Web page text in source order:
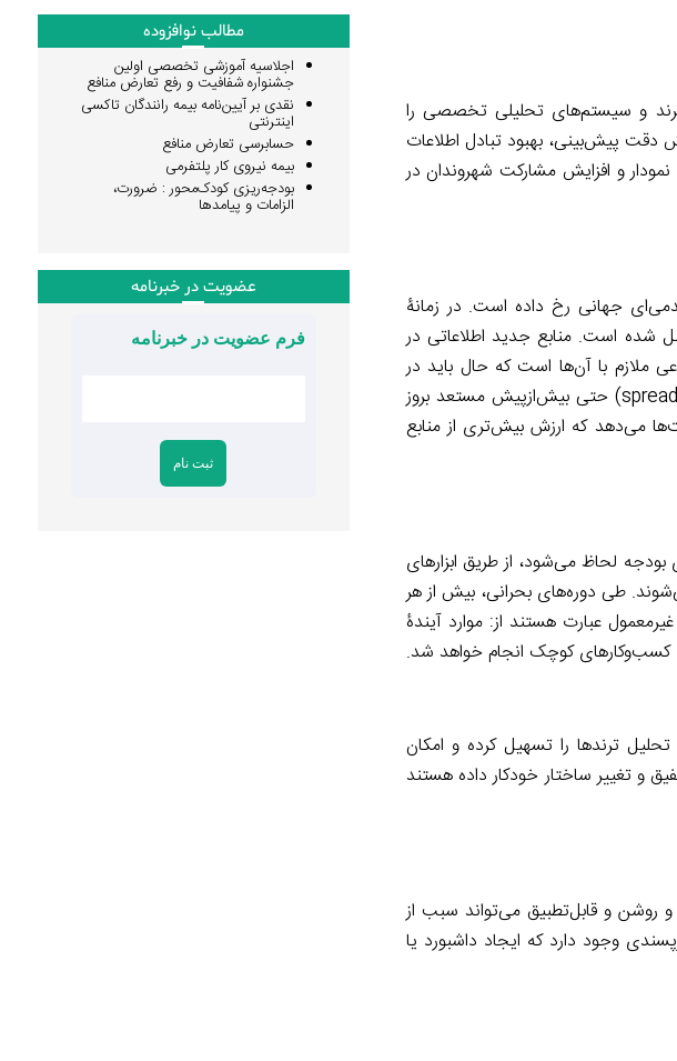
ببرند و سیستم‌های تحلیلی تخصصی را
دقت پیش‌بینی، بهبود تبادل اطلاعات
و افزایش مشارکت شهروندان در
جهانی رخ داده است. در زمانۀ
شده است. منابع جدید اطلاعاتی در
ملازم با آن‌ها است که حال باید در
تحلیل برنامه‌ریزی‌های بودجه‌ای لحاظ شوند. با افزایش پیچیدگی، دست‌کاریِ دستی صفحات گسترده (spreadsheets) حتی بیش‌ازپیش مستعد بروز
می‌دهد که ارزش بیش‌تری از منابع
لحاظ می‌شود، از طریق ابزارهای
طی دوره‌های بحرانی، بیش از هر
عبارت هستند از: موارد آیندۀ
بر روی کسب‌وکارهای کوچک انجام خواهد شد.
تحلیل ترندها را تسهیل کرده و امکان
و تغییر ساختار خودکار داده هستند
و روشن و قابل‌تطبیق می‌تواند سبب از
وجود دارد که ایجاد داشبورد یا
مطالب نوافزوده
اجلاسیه آموزشی تخصصی اولین
جشنواره شفافیت و رفع تعارض منافع
نقدی بر آیین‌نامه بیمه رانندگان تاکسی
اینترنتی
حسابرسی تعارض منافع
بیمه نیروی کار پلتفرمی
بودجه‌ریزی کودک‌محور : ضرورت،
الزامات و پیامدها
عضویت در خبرنامه
فرم عضویت در خبرنامه